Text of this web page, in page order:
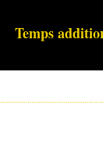
Temps